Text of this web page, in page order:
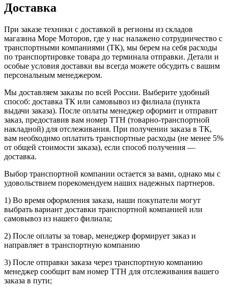
Доставка
При заказе техники с доставкой в регионы из складов
магазина Море Моторов, где у нас налажено сотрудничество с
транспортными компаниями (ТК), мы берем на себя расходы
по транспортировке товара до терминала отправки. Детали и
особые условия доставки вы всегда можете обсудить с вашим
персональным менеджером.
Мы доставляем заказы по всей России. Выберите удобный
способ: доставка ТК или самовывоз из филиала (пункта
выдачи заказа). После оплаты менеджер оформит и отправит
заказ, предоставив вам номер ТТН (товарно-транспортной
накладной) для отслеживания. При получении заказа в ТК,
вам необходимо оплатить транспортные расходы (не менее 5%
от общей стоимости заказа), если способ получения —
доставка.
Выбор транспортной компании остается за вами, однако мы с
удовольствием порекомендуем наших надежных партнеров.
1) Во время оформления заказа, наши покупатели могут
выбрать вариант доставки транспортной компанией или
самовывоз из нашего филиала;
2) После оплаты за товар, менеджер формирует заказ и
направляет в транспортную компанию
3) После отправки заказа через транспортную компанию
менеджер сообщит вам номер ТТН для отслеживания вашего
заказа в пути;